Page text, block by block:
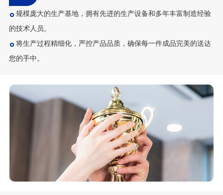
规模庞大的生产基地，拥有先进的生产设备和多年丰富制造经验
的技术人员。
将生产过程精细化，严控产品品质，确保每一件成品完美的送达
您的手中。